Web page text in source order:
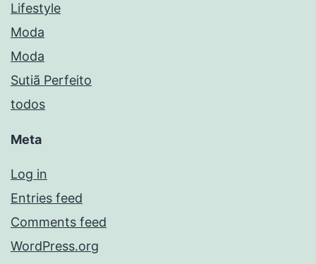
Lifestyle
Moda
Moda
Sutiã Perfeito
todos
Meta
Log in
Entries feed
Comments feed
WordPress.org